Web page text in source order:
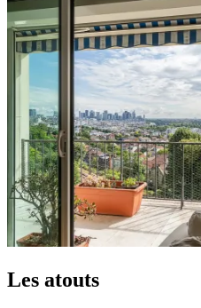
Les atouts